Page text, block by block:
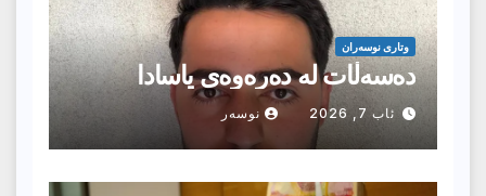
وتارى نوسەران
دەسەڵات لە دەرەوەی یاسادا
ئاب 7, 2026 نوسەر